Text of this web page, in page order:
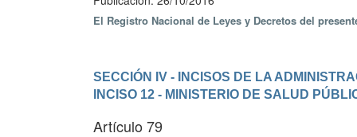
El Registro Nacional de Leyes y Decretos del
SECCIÓN IV - INCISOS DE LA
INCISO 12 - MINISTERIO DE SALUD
Artículo 79